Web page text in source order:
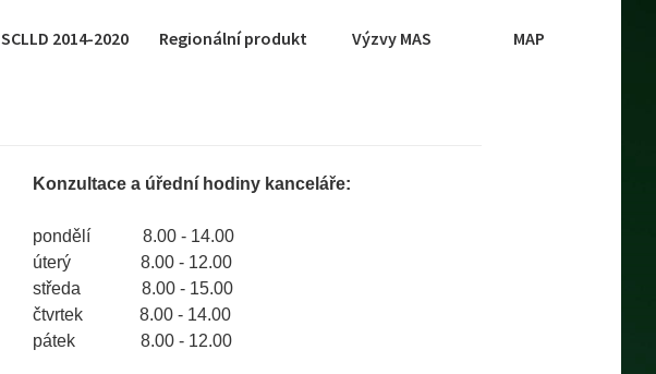
SCLLD 2014-2020 Regionální produkt Výzvy MAS MAP
Konzultace a úřední hodiny kanceláře:
pondělí 8.00 - 14.00
úterý 8.00 - 12.00
středa 8.00 - 15.00
čtvrtek 8.00 - 14.00
pátek 8.00 - 12.00